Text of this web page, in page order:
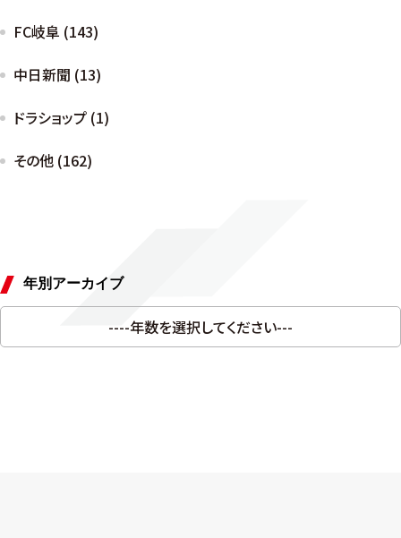
FC岐阜 (143)
中日新聞 (13)
ドラショップ (1)
その他 (162)
年別アーカイブ